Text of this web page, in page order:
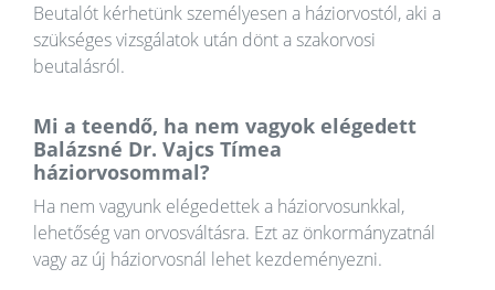
Beutalót kérhetünk személyesen a háziorvostól, aki a
szükséges vizsgálatok után dönt a szakorvosi
beutalásról.
Mi a teendő, ha nem vagyok elégedett
Balázsné Dr. Vajcs Tímea
háziorvosommal?
Ha nem vagyunk elégedettek a háziorvosunkkal,
lehetőség van orvosváltásra. Ezt az önkormányzatnál
vagy az új háziorvosnál lehet kezdeményezni.